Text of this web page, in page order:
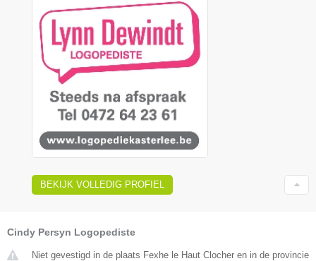
BEKIJK VOLLEDIG PROFIEL
Cindy Persyn Logopediste
Niet gevestigd in de plaats Fexhe le Haut Clocher en in de provincie